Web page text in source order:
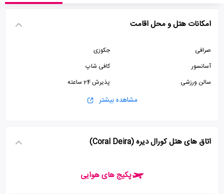
امکانات هتل و محل اقامت
صرافی
جکوزی
آسانسور
کافی شاپ
سالن ورزشی
پذیرش 24 ساعته
استخر
مشاهده بیشتر
اتاق های هتل کورال دیره (Coral Deira)
پکیج های هوایی